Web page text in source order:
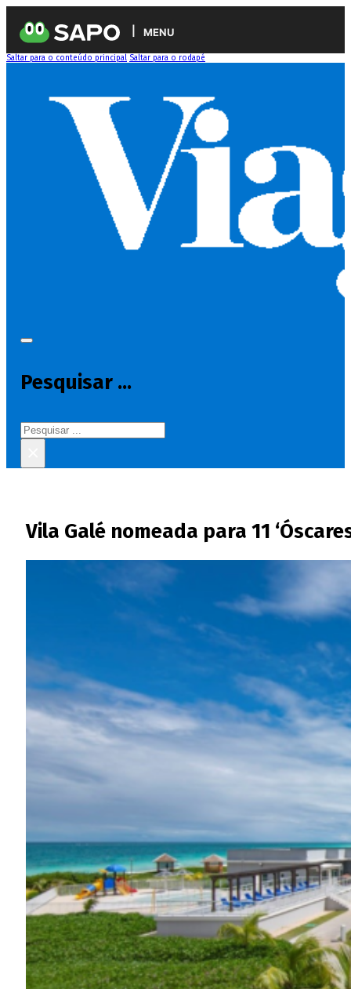
MENU
Saltar para o conteúdo principal Saltar para o rodapé
Pesquisar ...
Pesquisar
Vila Galé nomeada para 11